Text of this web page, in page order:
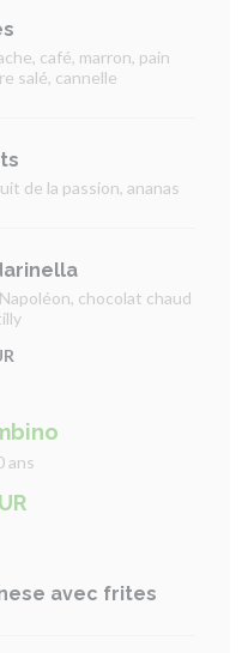
café, marron, pain
salé, cannelle
de la passion, ananas
chocolat chaud
ans
avec frites